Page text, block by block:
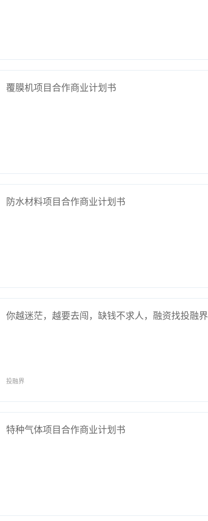
覆膜机项目合作商业计划书
防水材料项目合作商业计划书
你越迷茫，越要去闯，缺钱不求人，融资找投融界
投融界
特种气体项目合作商业计划书